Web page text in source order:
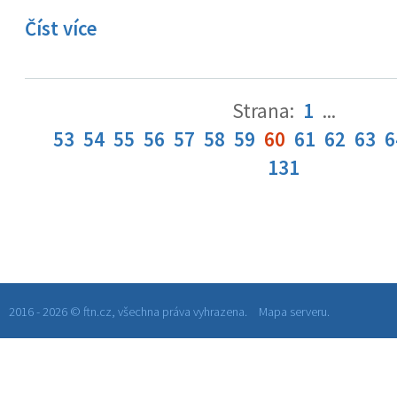
Číst více
Strana: 1 ...
53 54 55 56 57 58 59 60 61 62 63
131
2016 - 2026 © ftn.cz, všechna práva vyhrazena. Mapa serveru.